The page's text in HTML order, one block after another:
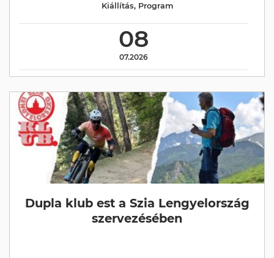
08
07.2026
Kiállítás, Program
Dupla klub est a Szia Lengyelország
szervezésében